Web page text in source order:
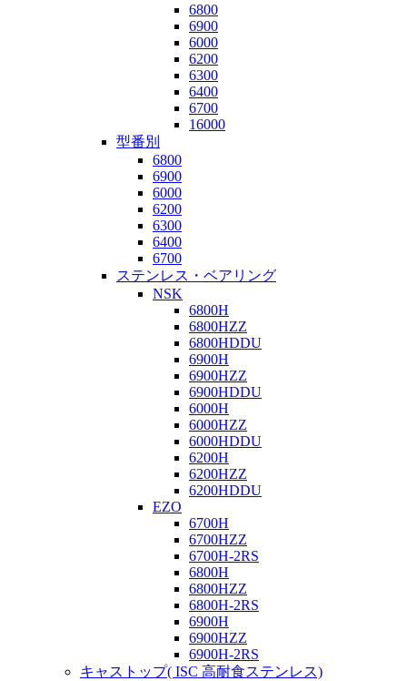
6800
6900
6000
6200
6300
6400
6700
16000
型番別
6800
6900
6000
6200
6300
6400
6700
ステンレス・ベアリング
NSK
6800H
6800HZZ
6800HDDU
6900H
6900HZZ
6900HDDU
6000H
6000HZZ
6000HDDU
6200H
6200HZZ
6200HDDU
EZO
6700H
6700HZZ
6700H-2RS
6800H
6800HZZ
6800H-2RS
6900H
6900HZZ
6900H-2RS
キャストップ( ISC 高耐食ステンレス)